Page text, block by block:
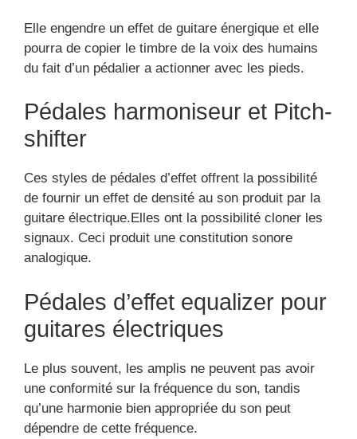
Elle engendre un effet de guitare énergique et elle
pourra de copier le timbre de la voix des humains
du fait d’un pédalier a actionner avec les pieds.
Pédales harmoniseur et Pitch-
shifter
Ces styles de pédales d’effet offrent la possibilité
de fournir un effet de densité au son produit par la
guitare électrique.Elles ont la possibilité cloner les
signaux. Ceci produit une constitution sonore
analogique.
Pédales d’effet equalizer pour
guitares électriques
Le plus souvent, les amplis ne peuvent pas avoir
une conformité sur la fréquence du son, tandis
qu’une harmonie bien appropriée du son peut
dépendre de cette fréquence.